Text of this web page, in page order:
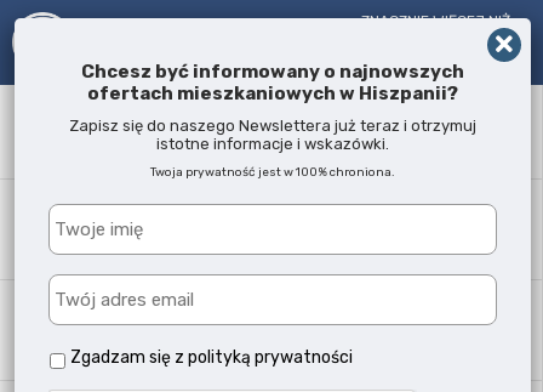
ZNACZNIE WIĘCEJ NIŻ
AGENT NIERUCHOMOŚCI!
Lokalizacja
Każda
Typ nieruchomości
Wszystkie typy
Chcesz być informowany o najnowszych
ofertach mieszkaniowych w Hiszpanii?
Zapisz się do naszego Newslettera już teraz i otrzymuj
istotne informacje i wskazówki.
Twoja prywatność jest w 100% chroniona.
Zgadzam się zpolityką prywatności